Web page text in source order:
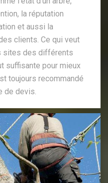
la réputation
et aussi la
clients. Ce qui veut
sites des différents
suffisante pour mieux
toujours recommandé
de devis.